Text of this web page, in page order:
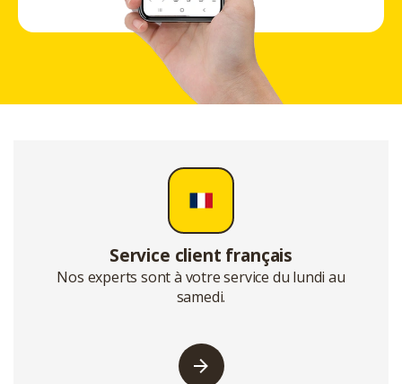
Service client français
Nos experts sont à votre service du lundi au
samedi.